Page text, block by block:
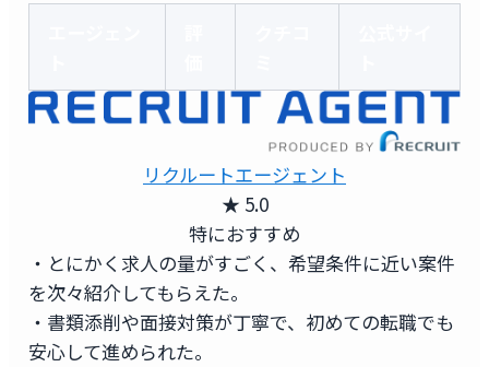
リクルートエージェント
★ 5.0
特におすすめ
・とにかく求人の量がすごく、希望条件に近い案件
を次々紹介してもらえた。
・書類添削や面接対策が丁寧で、初めての転職でも
安心して進められた。